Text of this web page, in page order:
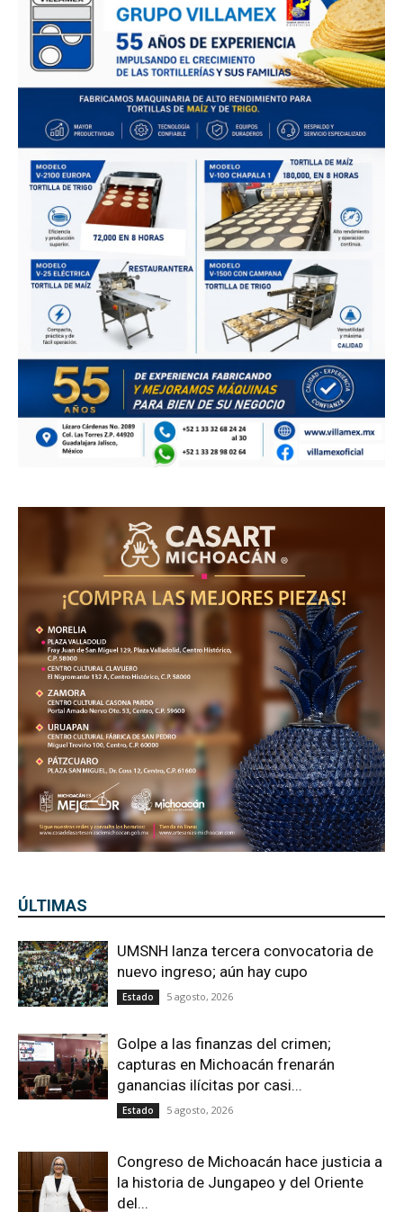
ÚLTIMAS
UMSNH lanza tercera convocatoria de
nuevo ingreso; aún hay cupo
Estado 5 agosto, 2026
Golpe a las finanzas del crimen;
capturas en Michoacán frenarán
ganancias ilícitas por casi...
Estado 5 agosto, 2026
Congreso de Michoacán hace justicia a
la historia de Jungapeo y del Oriente
del...